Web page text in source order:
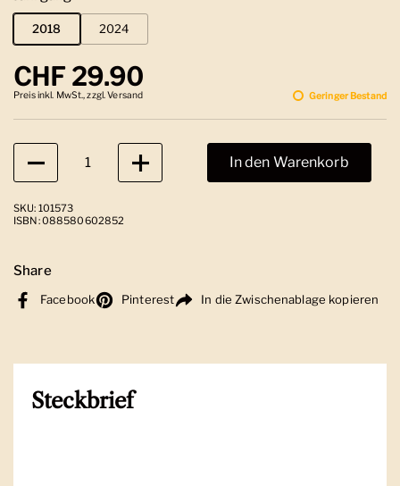
2018 2024
Regulärer Preis
CHF 29.90
Preis inkl. MwSt., zzgl. Versand Geringer Bestand
Anzahl
In den Warenkorb
SKU: 101573
ISBN: 088580602852
Share
Facebook Pinterest In die Zwischenablage kopieren
Steckbrief